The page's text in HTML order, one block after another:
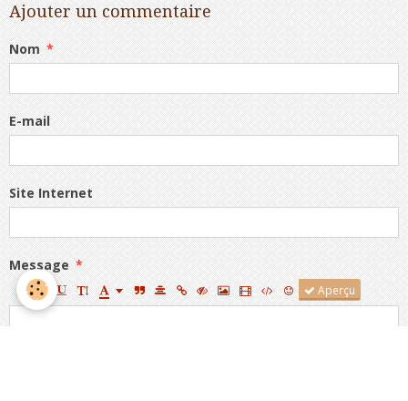
Ajouter un commentaire
Nom
E-mail
Site Internet
Message
Aperçu